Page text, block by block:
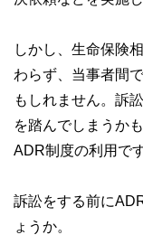
しかし、生命保険
わらず、当事者間
もしれません。訴
を踏んでしまうか
ADR制度の利用です
訴訟をする前に
ょうか。